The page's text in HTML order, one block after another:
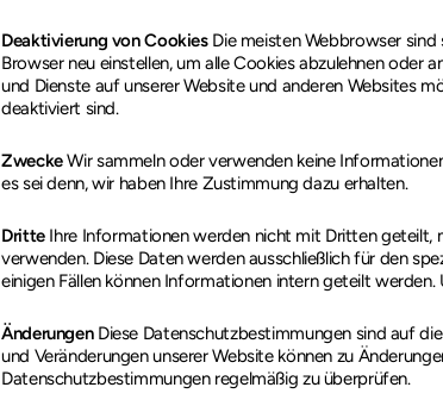
Deaktivierung von CookiesDie meisten Webbrowser sind
Browser neu einstellen, um alle Cookies abzulehnen oder
und Dienste auf unserer Website und anderen Websites
deaktiviert sind.
ZweckeWir sammeln oder verwenden keine
es sei denn, wir haben Ihre Zustimmung dazu erhalten.
DritteIhre Informationen werden nicht mit Dritten geteilt,
verwenden. Diese Daten werden ausschließlich für den
einigen Fällen können Informationen intern geteilt
ÄnderungenDiese Datenschutzbestimmungen sind auf
und Veränderungen unserer Website können zu
Datenschutzbestimmungen regelmäßig zu überprüfen.